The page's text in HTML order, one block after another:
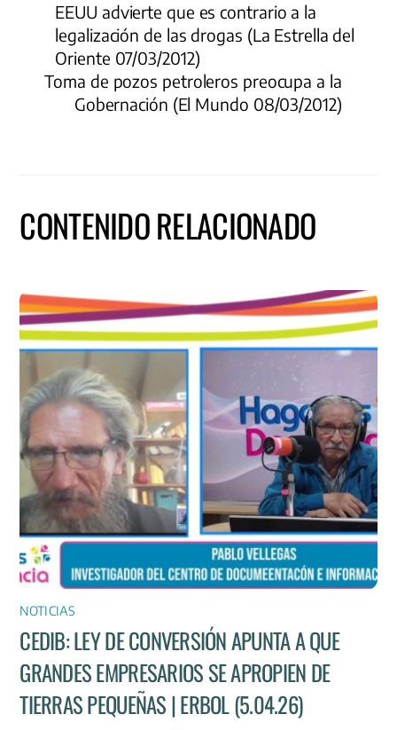
EEUU advierte que es contrario a la
legalización de las drogas (La Estrella del
Oriente 07/03/2012)
Toma de pozos petroleros preocupa a la
Gobernación (El Mundo 08/03/2012)
CONTENIDO RELACIONADO
NOTICIAS
CEDIB: LEY DE CONVERSIÓN APUNTA A QUE
GRANDES EMPRESARIOS SE APROPIEN DE
TIERRAS PEQUEÑAS | ERBOL (5.04.26)